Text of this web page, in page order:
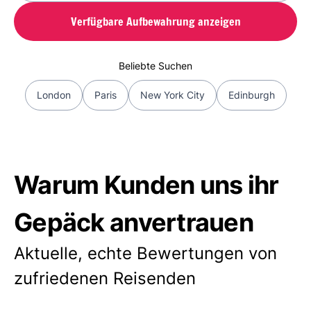
Verfügbare Aufbewahrung anzeigen
Beliebte Suchen
London Paris New York City Edinburgh
Warum Kunden uns ihr
Gepäck anvertrauen
Aktuelle, echte Bewertungen von
zufriedenen Reisenden